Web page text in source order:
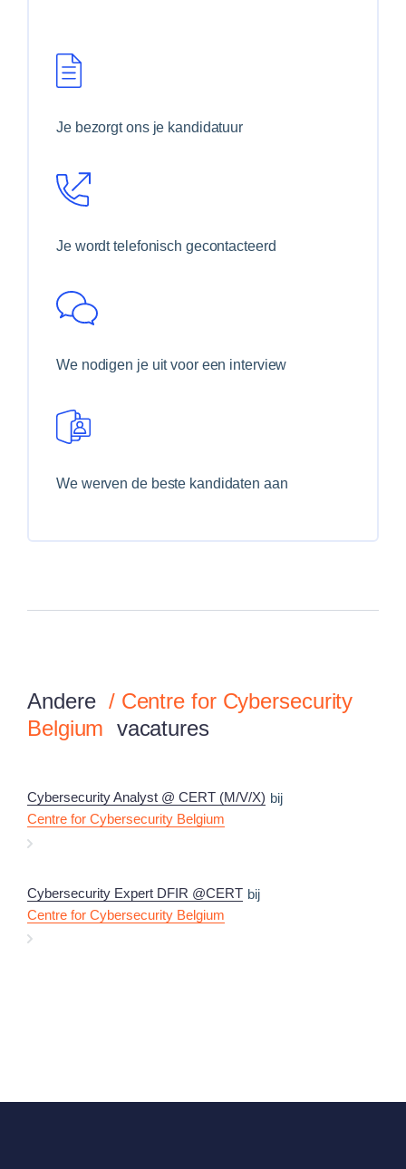
Je bezorgt ons je kandidatuur
Je wordt telefonisch gecontacteerd
We nodigen je uit voor een interview
We werven de beste kandidaten aan
Andere / Centre for Cybersecurity
Belgium vacatures
Cybersecurity Analyst @ CERT (M/V/X) bij
Centre for Cybersecurity Belgium
Cybersecurity Expert DFIR @CERT bij
Centre for Cybersecurity Belgium